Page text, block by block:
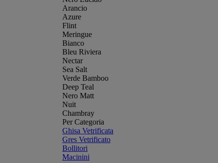
Arancio
Azure
Flint
Meringue
Bianco
Bleu Riviera
Nectar
Sea Salt
Verde Bamboo
Deep Teal
Nero Matt
Nuit
Chambray
Per Categoria
Ghisa Vetrificata
Gres Vetrificato
Bollitori
Macinini